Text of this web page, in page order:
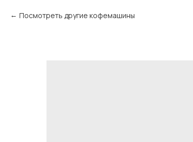
Посмотреть другие кофемашины